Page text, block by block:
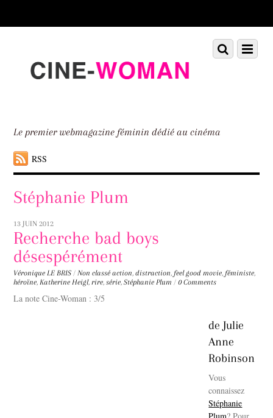
down
Le premier webmagazine féminin dédié au cinéma
RSS
Menu
Scroll
down
Stéphanie Plum
13 JUIN 2012
Recherche bad boys
désespérément
Véronique LE BRIS / Non classé action,distraction, feel good movie, féministe,
héroïne,Katherine Heigl,rire,série,Stéphanie Plum / 0 Comments
La note Cine-Woman : 3/5
de Julie
Anne
Robinson
Vous
connaissez
Stéphanie